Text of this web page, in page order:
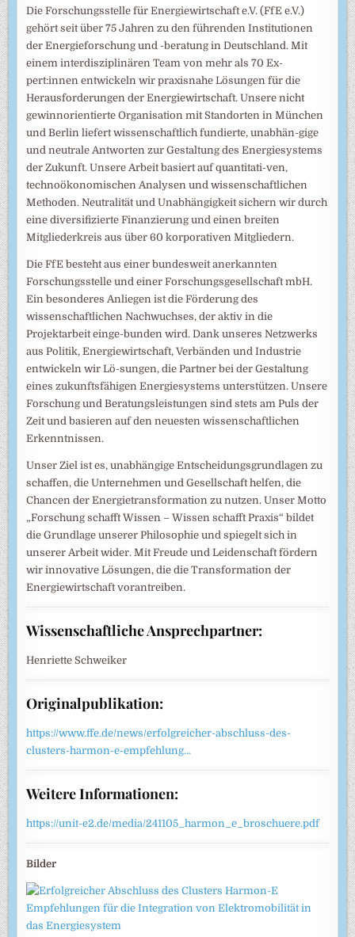
Die Forschungsstelle für Energiewirtschaft e.V. (FfE e.V.)
gehört seit über 75 Jahren zu den führenden Institutionen
der Energieforschung und -beratung in Deutschland. Mit
einem interdisziplinären Team von mehr als 70 Ex-
pert:innen entwickeln wir praxisnahe Lösungen für die
Herausforderungen der Energiewirtschaft. Unsere nicht
gewinnorientierte Organisation mit Standorten in München
und Berlin liefert wissenschaftlich fundierte, unabhän-gige
und neutrale Antworten zur Gestaltung des Energiesystems
der Zukunft. Unsere Arbeit basiert auf quantitati-ven,
technoökonomischen Analysen und wissenschaftlichen
Methoden. Neutralität und Unabhängigkeit sichern wir durch
eine diversifizierte Finanzierung und einen breiten
Mitgliederkreis aus über 60 korporativen Mitgliedern.
Die FfE besteht aus einer bundesweit anerkannten
Forschungsstelle und einer Forschungsgesellschaft mbH.
Ein besonderes Anliegen ist die Förderung des
wissenschaftlichen Nachwuchses, der aktiv in die
Projektarbeit einge-bunden wird. Dank unseres Netzwerks
aus Politik, Energiewirtschaft, Verbänden und Industrie
entwickeln wir Lö-sungen, die Partner bei der Gestaltung
eines zukunftsfähigen Energiesystems unterstützen. Unsere
Forschung und Beratungsleistungen sind stets am Puls der
Zeit und basieren auf den neuesten wissenschaftlichen
Erkenntnissen.
Unser Ziel ist es, unabhängige Entscheidungsgrundlagen zu
schaffen, die Unternehmen und Gesellschaft helfen, die
Chancen der Energietransformation zu nutzen. Unser Motto
„Forschung schafft Wissen – Wissen schafft Praxis“ bildet
die Grundlage unserer Philosophie und spiegelt sich in
unserer Arbeit wider. Mit Freude und Leidenschaft fördern
wir innovative Lösungen, die die Transformation der
Energiewirtschaft vorantreiben.
Wissenschaftliche Ansprechpartner:
Henriette Schweiker
Originalpublikation:
https://www.ffe.de/news/erfolgreicher-abschluss-des-
clusters-harmon-e-empfehlung…
Weitere Informationen:
https://unit-e2.de/media/241105_harmon_e_broschuere.pdf
Bilder